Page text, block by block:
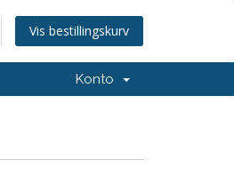
Vis bestillingskurv
Konto